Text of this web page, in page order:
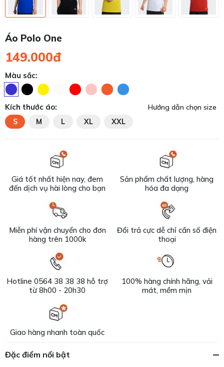
Áo Polo One
149.000đ
Màu sắc:
Kích thước áo: Hướng dẫn chọn size
S M L XL XXL
Giá tốt nhất hiện nay, đem
đến dịch vụ hài lòng cho bạn
Sản phẩm chất lượng, hàng
hóa đa dạng
Miễn phí vận chuyển cho đơn
hàng trên 1000k
Đổi trả cực dễ chỉ cần số điện
thoại
Hotline 0564 38 38 38 hỗ trợ
từ 8h00 - 20h30
100% hàng chính hãng, vải
mát, mềm mịn
Giao hàng nhanh toàn quốc
Đặc điểm nổi bật